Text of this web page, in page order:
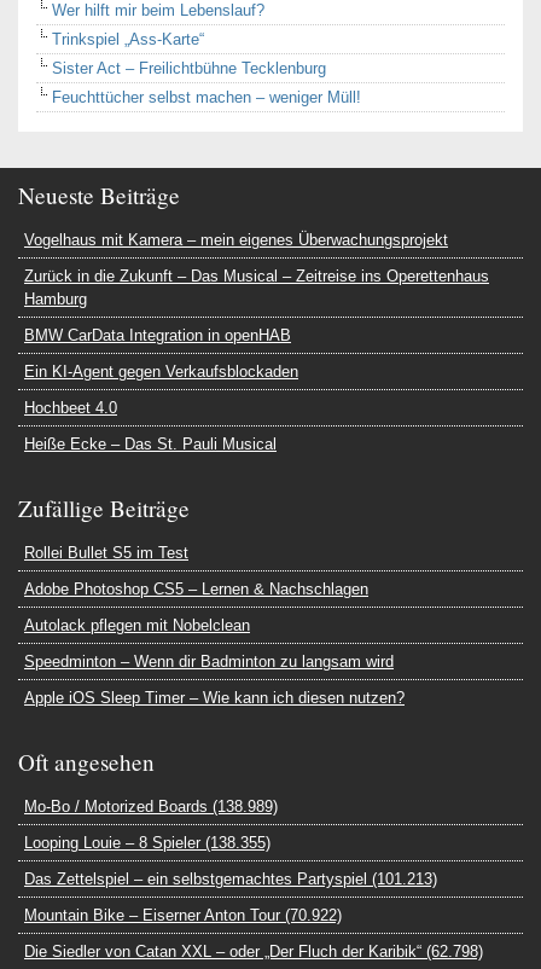
Wer hilft mir beim Lebenslauf?
Trinkspiel „Ass-Karte“
Sister Act – Freilichtbühne Tecklenburg
Feuchttücher selbst machen – weniger Müll!
Neueste Beiträge
Vogelhaus mit Kamera – mein eigenes Überwachungsprojekt
Zurück in die Zukunft – Das Musical – Zeitreise ins Operettenhaus
Hamburg
BMW CarData Integration in openHAB
Ein KI-Agent gegen Verkaufsblockaden
Hochbeet 4.0
Heiße Ecke – Das St. Pauli Musical
Zufällige Beiträge
Rollei Bullet S5 im Test
Adobe Photoshop CS5 – Lernen & Nachschlagen
Autolack pflegen mit Nobelclean
Speedminton – Wenn dir Badminton zu langsam wird
Apple iOS Sleep Timer – Wie kann ich diesen nutzen?
Oft angesehen
Mo-Bo / Motorized Boards (138.989)
Looping Louie – 8 Spieler (138.355)
Das Zettelspiel – ein selbstgemachtes Partyspiel (101.213)
Mountain Bike – Eiserner Anton Tour (70.922)
Die Siedler von Catan XXL – oder „Der Fluch der Karibik“ (62.798)